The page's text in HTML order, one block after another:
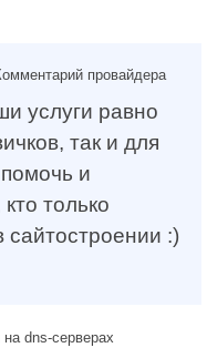
провайдера
услуги равно
так и для
и
только
сайтостроении :)
dns-серверах